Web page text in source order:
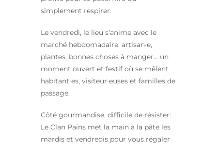
simplement respirer.
Le vendredi, le lieu s’anime avec le
marché hebdomadaire: artisan·e,
plantes, bonnes choses à manger… un
moment ouvert et festif où se mêlent
habitant·es, visiteur·euses et familles de
passage.
Côté gourmandise, difficile de résister:
Le Clan Pains met la main à la pâte les
mardis et vendredis pour vous régaler